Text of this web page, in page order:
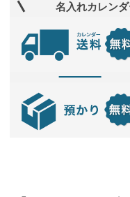
名入れカレン